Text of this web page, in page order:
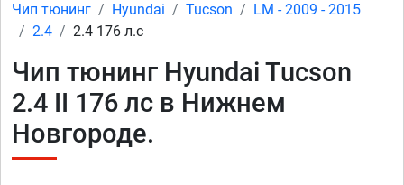
Чип тюнинг Hyundai Tucson
LM - 2009 - 2015
2.4
2.4 176 л.с
Чип тюнинг Hyundai Tucson
2.4 II 176 лс в Нижнем
Новгороде.